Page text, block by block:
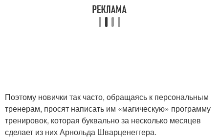
Поэтому новички так часто, обращаясь к персональным
тренерам, просят написать им «магическую» программу
тренировок, которая буквально за несколько месяцев
сделает из них Арнольда Шварценеггера.